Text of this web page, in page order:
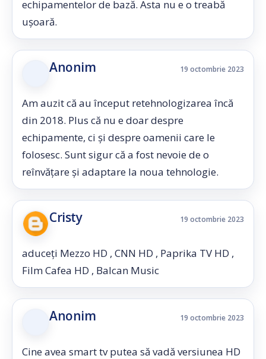
echipamentelor de bază. Asta nu e o treabă
ușoară.
Anonim 19 octombrie 2023
Am auzit că au început retehnologizarea încă
din 2018. Plus că nu e doar despre
echipamente, ci și despre oamenii care le
folosesc. Sunt sigur că a fost nevoie de o
reînvățare și adaptare la noua tehnologie.
Cristy 19 octombrie 2023
aduceți Mezzo HD , CNN HD , Paprika TV HD ,
Film Cafea HD , Balcan Music
Anonim 19 octombrie 2023
Cine avea smart tv putea să vadă versiunea HD